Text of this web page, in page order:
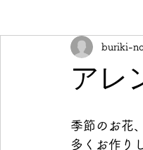
アレ
buriki-
季節のお花
多くお作り